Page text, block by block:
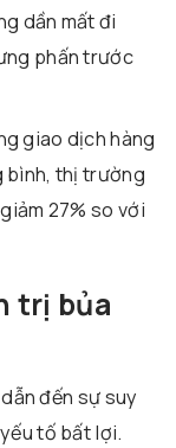
dần mất đi
phấn trước
giao dịch hàng
bình, thị trường
27% so với
trị bủa
đến sự suy
tố bất lợi.